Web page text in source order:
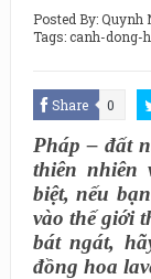
Posted By:Quynh
Tags:canh-dong-
Share 0
Pháp – đất
thiên nhiên
biệt, nếu
vào thế giới
bát ngát,
đồng hoa